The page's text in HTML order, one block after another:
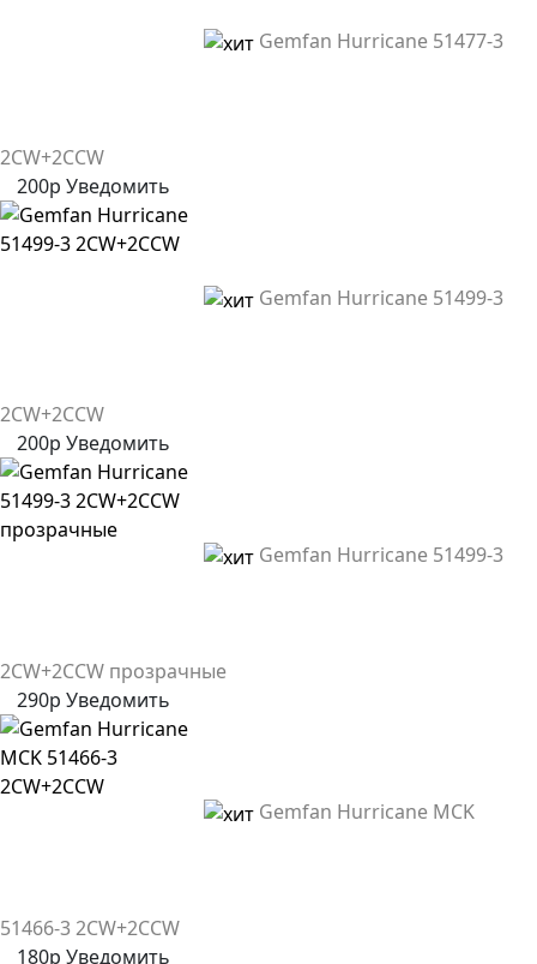
Gemfan Hurricane 51477-3
2CW+2CCW
200р Уведомить
Gemfan Hurricane 51499-3
2CW+2CCW
200р Уведомить
Gemfan Hurricane 51499-3
2CW+2CCW прозрачные
290р Уведомить
Gemfan Hurricane MCK
51466-3 2CW+2CCW
180р Уведомить